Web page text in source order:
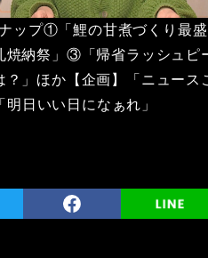
ップ①「鯉の甘煮づくり最盛
納祭」③「帰省ラッシュピ
」ほか【企画】「ニュース
日いい日になぁれ」